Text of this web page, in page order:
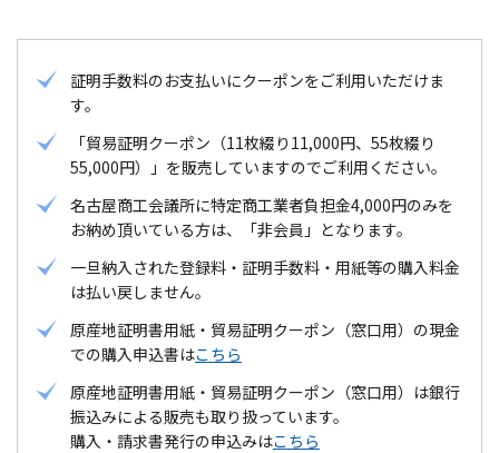
証明手数料のお支払いにクーポンをご利用いただけま
す。
「貿易証明クーポン（11枚綴り11,000円、55枚綴り
55,000円）」を販売していますのでご利用ください。
名古屋商工会議所に特定商工業者負担金4,000円のみを
お納め頂いている方は、「非会員」となります。
一旦納入された登録料・証明手数料・用紙等の購入料金
は払い戻しません。
原産地証明書用紙・貿易証明クーポン（窓口用）の現金
での購入申込書はこちら
原産地証明書用紙・貿易証明クーポン（窓口用）は銀行
振込みによる販売も取り扱っています。
購入・請求書発行の申込みはこちら